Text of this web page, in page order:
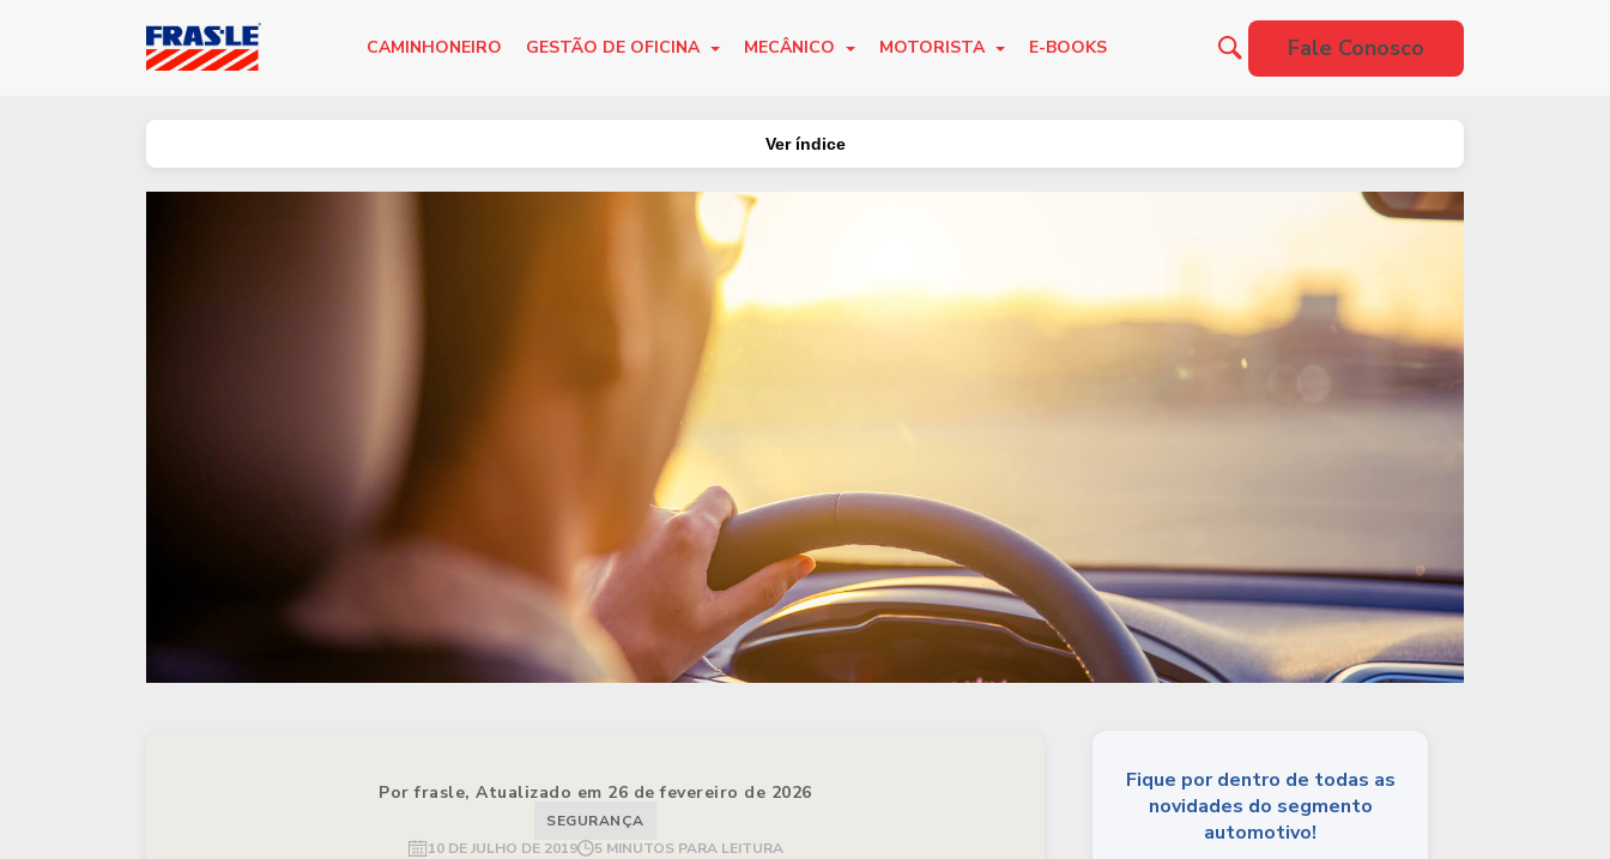
CAMINHONEIRO GESTÃO DE OFICINA MECÂNICO MOTORISTA E-BOOKS Fale Conosco
Ver índice
Por frasle, Atualizado em 26 de fevereiro de 2026
SEGURANÇA
10 DE JULHO DE 2019
5 MINUTOS PARA LEITURA
Fique por dentro de todas as
novidades do segmento
automotivo!